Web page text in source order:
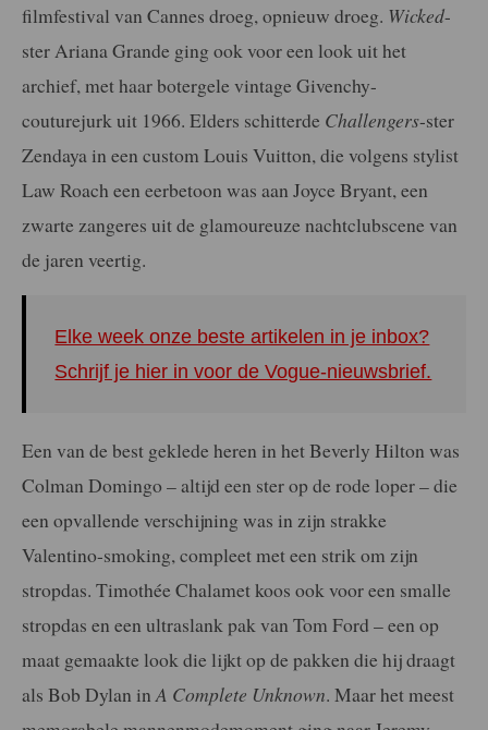
filmfestival van Cannes droeg, opnieuw droeg. Wicked-
ster Ariana Grande ging ook voor een look uit het
archief, met haar botergele vintage Givenchy-
couturejurk uit 1966. Elders schitterde Challengers-ster
Zendaya in een custom Louis Vuitton, die volgens stylist
Law Roach een eerbetoon was aan Joyce Bryant, een
zwarte zangeres uit de glamoureuze nachtclubscene van
de jaren veertig.
Elke week onze beste artikelen in je inbox?
Schrijf je hier in voor de Vogue-nieuwsbrief.
Een van de best geklede heren in het Beverly Hilton was
Colman Domingo – altijd een ster op de rode loper – die
een opvallende verschijning was in zijn strakke
Valentino-smoking, compleet met een strik om zijn
stropdas. Timothée Chalamet koos ook voor een smalle
stropdas en een ultraslank pak van Tom Ford – een op
maat gemaakte look die lijkt op de pakken die hij draagt
als Bob Dylan inA Complete Unknown. Maar het meest